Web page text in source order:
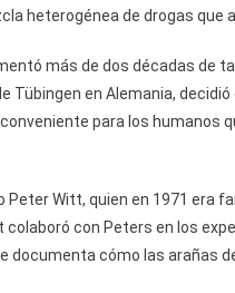
heterogénea de drogas que
más de dos décadas de
Tübingen en Alemania,
para los humanos
Witt, quien en 1971 era
colaboró ​​con Peters en los
cómo las arañas